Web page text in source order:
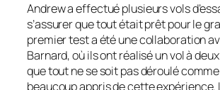
Andrew a effectué plusieurs vols
s’assurer que tout était prêt pour le
premier test a été une collaboration
Barnard, où ils ont réalisé un vol à
que tout ne se soit pas déroulé
beaucoup appris de cette expérience.